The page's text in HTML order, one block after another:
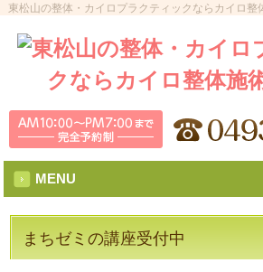
東松山の整体・カイロプラクティックならカイロ整
MENU
まちゼミの講座受付中